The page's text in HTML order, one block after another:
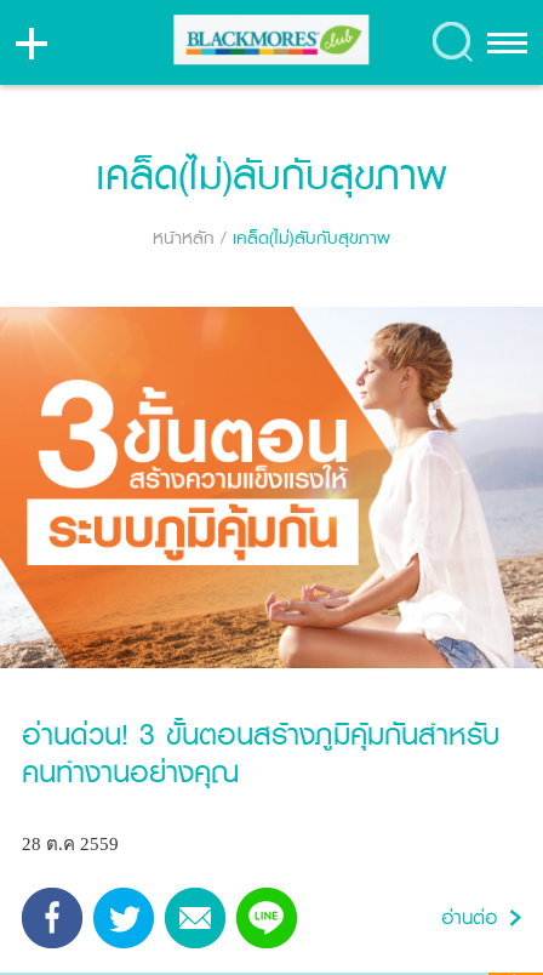
เคล็ด(ไม่)ลับกับสุขภาพ
หน้าหลัก / เคล็ด(ไม่)ลับกับสุขภาพ
อ่านด่วน! 3 ขั้นตอนสร้างภูมิคุ้มกันสำหรับ
คนทำงานอย่างคุณ
28 ต.ค 2559